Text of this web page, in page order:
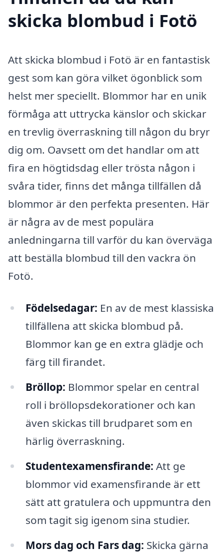
skicka blombud i Fotö
Att skicka blombud i Fotö är en fantastisk
gest som kan göra vilket ögonblick som
helst mer speciellt. Blommor har en unik
förmåga att uttrycka känslor och skickar
en trevlig överraskning till någon du bryr
dig om. Oavsett om det handlar om att
fira en högtidsdag eller trösta någon i
svåra tider, finns det många tillfällen då
blommor är den perfekta presenten. Här
är några av de mest populära
anledningarna till varför du kan överväga
att beställa blombud till den vackra ön
Fotö.
Födelsedagar: En av de mest klassiska
tillfällena att skicka blombud på.
Blommor kan ge en extra glädje och
färg till firandet.
Bröllop: Blommor spelar en central
roll i bröllopsdekorationer och kan
även skickas till brudparet som en
härlig överraskning.
Studentexamensfirande: Att ge
blommor vid examensfirande är ett
sätt att gratulera och uppmuntra den
som tagit sig igenom sina studier.
Mors dag och Fars dag: Skicka gärna